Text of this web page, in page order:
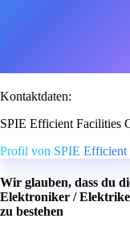
Kontaktdaten:
SPIE Efficient Facilities
Profil von SPIE Efficient
Wir glauben, dass du
Elektroniker /
zu bestehen